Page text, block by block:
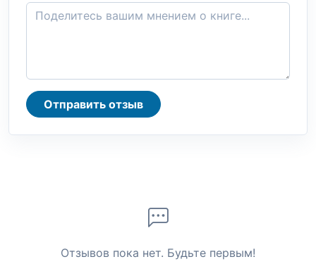
Отправить отзыв
Отзывов пока нет. Будьте первым!